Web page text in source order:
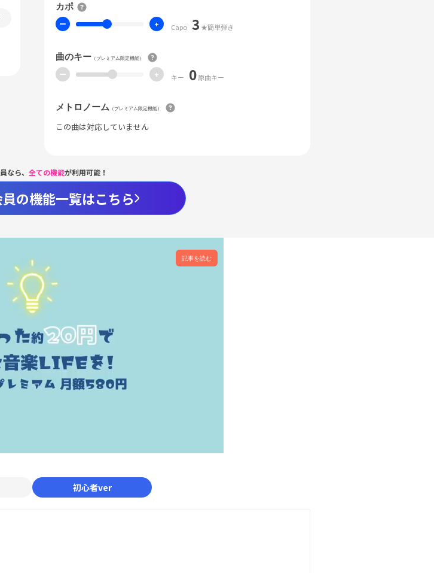
カポ
ー + Capo 3 ★簡単弾き
曲のキー （プレミアム限定機能）
ー + キー 0原曲キー
メトロノーム （プレミアム限定機能）
この曲は対応していません
なら、 全ての機能が利用可能！
の機能一覧はこちら
記事を読む
初心者ver